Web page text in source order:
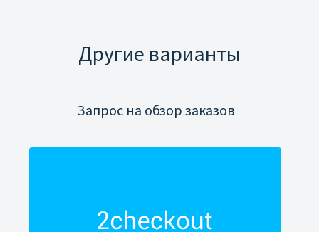
Другие варианты
Запрос на обзор заказов